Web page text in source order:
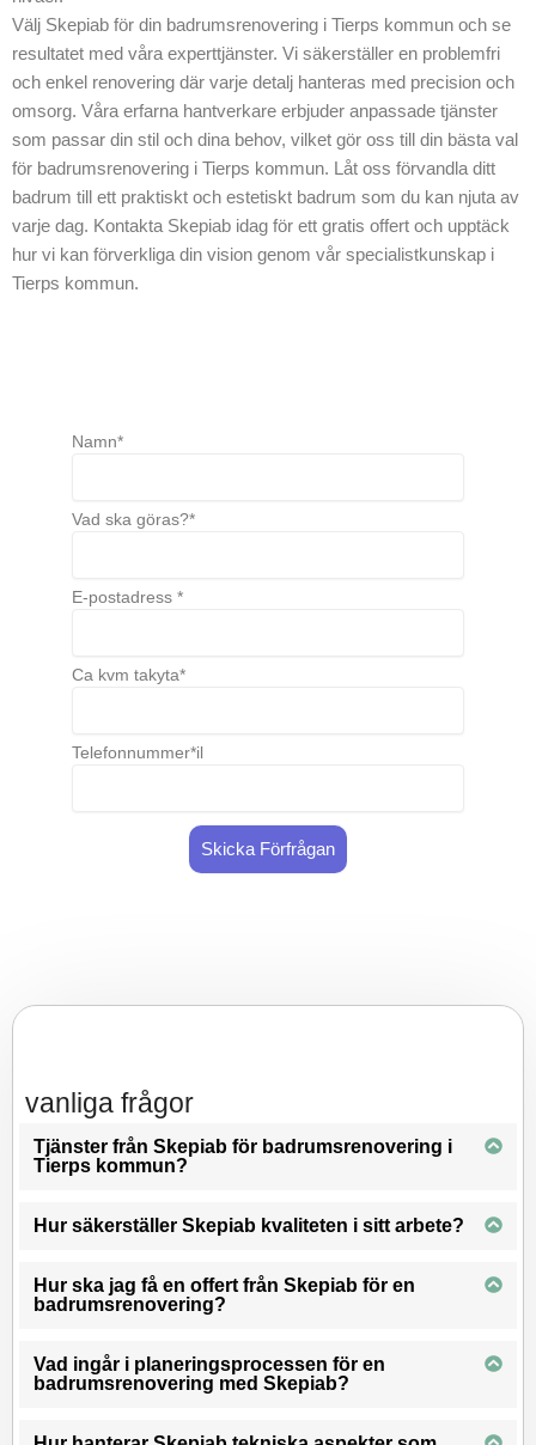
Välj Skepiab för din badrumsrenovering i Tierps kommun och se
resultatet med våra experttjänster. Vi säkerställer en problemfri
och enkel renovering där varje detalj hanteras med precision och
omsorg. Våra erfarna hantverkare erbjuder anpassade tjänster
som passar din stil och dina behov, vilket gör oss till din bästa val
för badrumsrenovering i Tierps kommun. Låt oss förvandla ditt
badrum till ett praktiskt och estetiskt badrum som du kan njuta av
varje dag. Kontakta Skepiab idag för ett gratis offert och upptäck
hur vi kan förverkliga din vision genom vår specialistkunskap i
Tierps kommun.
Namn*
Vad ska göras?*
E-postadress *
Ca kvm takyta*
Telefonnummer*il
Skicka Förfrågan
vanliga frågor
Tjänster från Skepiab för badrumsrenovering i
Tierps kommun?
Hur säkerställer Skepiab kvaliteten i sitt arbete?
Hur ska jag få en offert från Skepiab för en
badrumsrenovering?
Vad ingår i planeringsprocessen för en
badrumsrenovering med Skepiab?